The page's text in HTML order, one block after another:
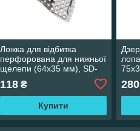
Ложка для відбитка
перфорована для нижньої
щелепи (64х35 мм), SD-
118₴
Купити
280